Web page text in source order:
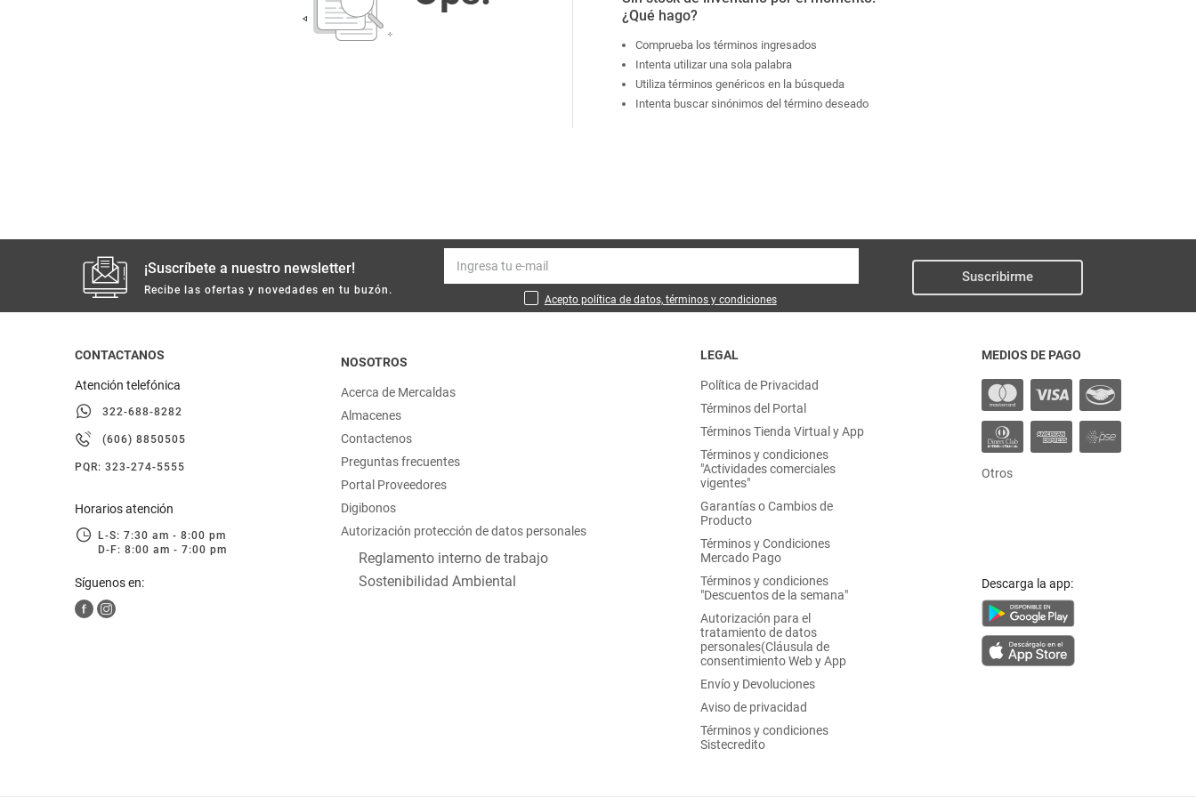
limpieza
cuidado personal
otros
hogar
tecnología
moda
juguetería
¿Qué hago?
Comprueba los términos ingresados
Intenta utilizar una sola palabra
Utiliza términos genéricos en la búsqueda
Intenta buscar sinónimos del término deseado
¡Suscríbete a nuestro newsletter!
Recibe las ofertas y novedades en tu buzón.
Acepto política de datos, términos y condiciones
Suscribirme
CONTACTANOS
Atención telefónica
322-688-8282
(606) 8850505
PQR: 323-274-5555
Horarios atención
L-S: 7:30 am - 8:00 pm
D-F: 8:00 am - 7:00 pm
Síguenos en:
NOSOTROS
Acerca de Mercaldas
Almacenes
Contactenos
Preguntas frecuentes
Portal Proveedores
Digibonos
Autorización protección de datos personales
Reglamento interno de trabajo
Sostenibilidad Ambiental
LEGAL
Política de Privacidad
Términos del Portal
Términos Tienda Virtual y App
Términos y condiciones
"Actividades comerciales
vigentes"
Garantías o Cambios de
Producto
Términos y Condiciones
Mercado Pago
Términos y condiciones
"Descuentos de la semana"
Autorización para el
tratamiento de datos
personales(Cláusula de
consentimiento Web y App
Envío y Devoluciones
Aviso de privacidad
Términos y condiciones
Sistecredito
MEDIOS DE PAGO
Otros
Descarga la app:
Arroz